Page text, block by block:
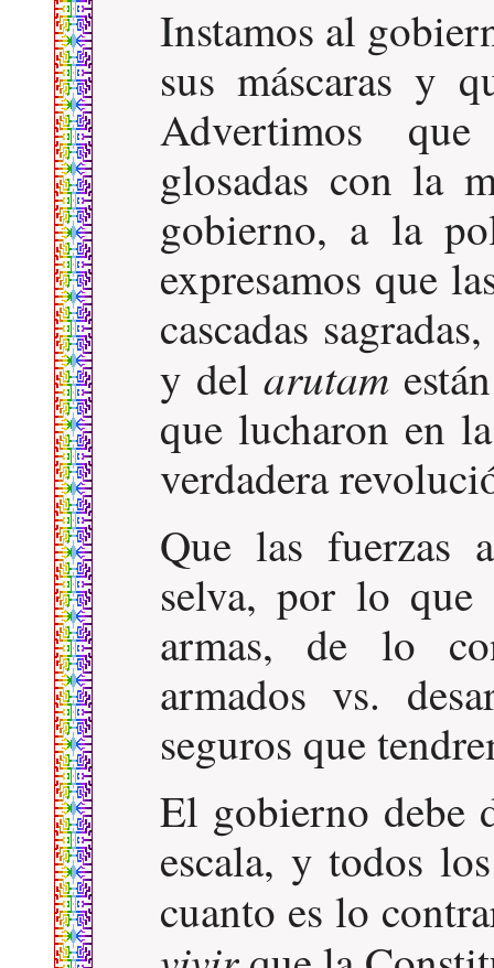
Instamos al
sus máscaras y
Advertimos
glosadas con la
gobierno, a la
expresamos que
cascadas
y del arutam
que lucharon en
verdadera
Que las fuerzas
selva, por lo que
armas, de lo
armados vs.
seguros que
El gobierno debe
escala, y todos
cuanto es lo